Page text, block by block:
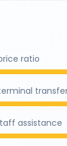
ratio
assistance